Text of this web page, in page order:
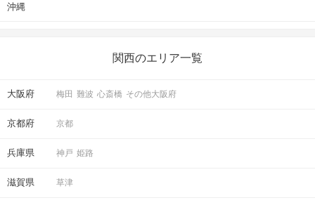
沖縄
関西のエリア一覧
大阪府 梅田 難波 心斎橋 その他大阪府
京都府 京都
兵庫県 神戸 姫路
滋賀県 草津